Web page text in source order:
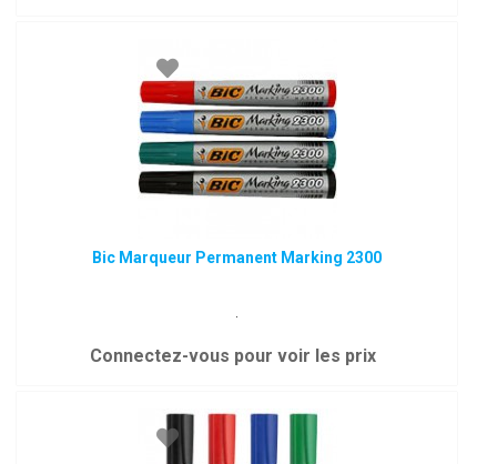
Bic Marqueur Permanent Marking 2300
.
Connectez-vous pour voir les prix